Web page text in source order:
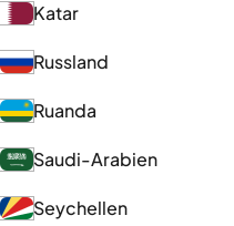
Katar
Russland
Ruanda
Saudi-Arabien
Seychellen